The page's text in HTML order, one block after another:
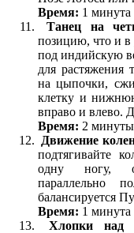
Время: 1 минута
Танец на
позицию, что и в
под индийскую
для растяжения
на цыпочки,
клетку и
вправо и влево.
Время: 2
Движение
подтягивайте
одну ногу,
параллельно
балансируется
Время: 1 минута
Хлопки над